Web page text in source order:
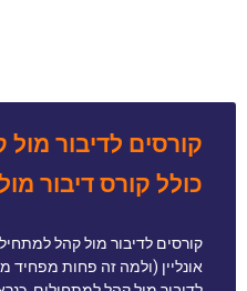
קורסים לדיבור
כולל קורס דיבור
קורסים לדיבור מול קהל
אונליין (ולמה זה פחות